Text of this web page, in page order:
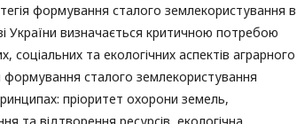
формування сталого землекористування в
України визначається критичною потребою
соціальних та екологічних аспектів аграрного
формування сталого землекористування
пріоритет охорони земель,
та відтворення ресурсів, екологічна